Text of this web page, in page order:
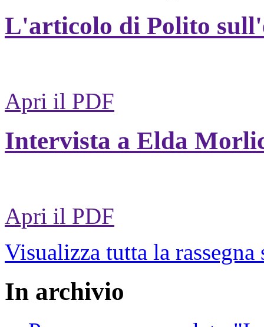
L'articolo di Polito
Apri il PDF
Intervista a Elda
Apri il PDF
Visualizza tutta la rassegna
In archivio